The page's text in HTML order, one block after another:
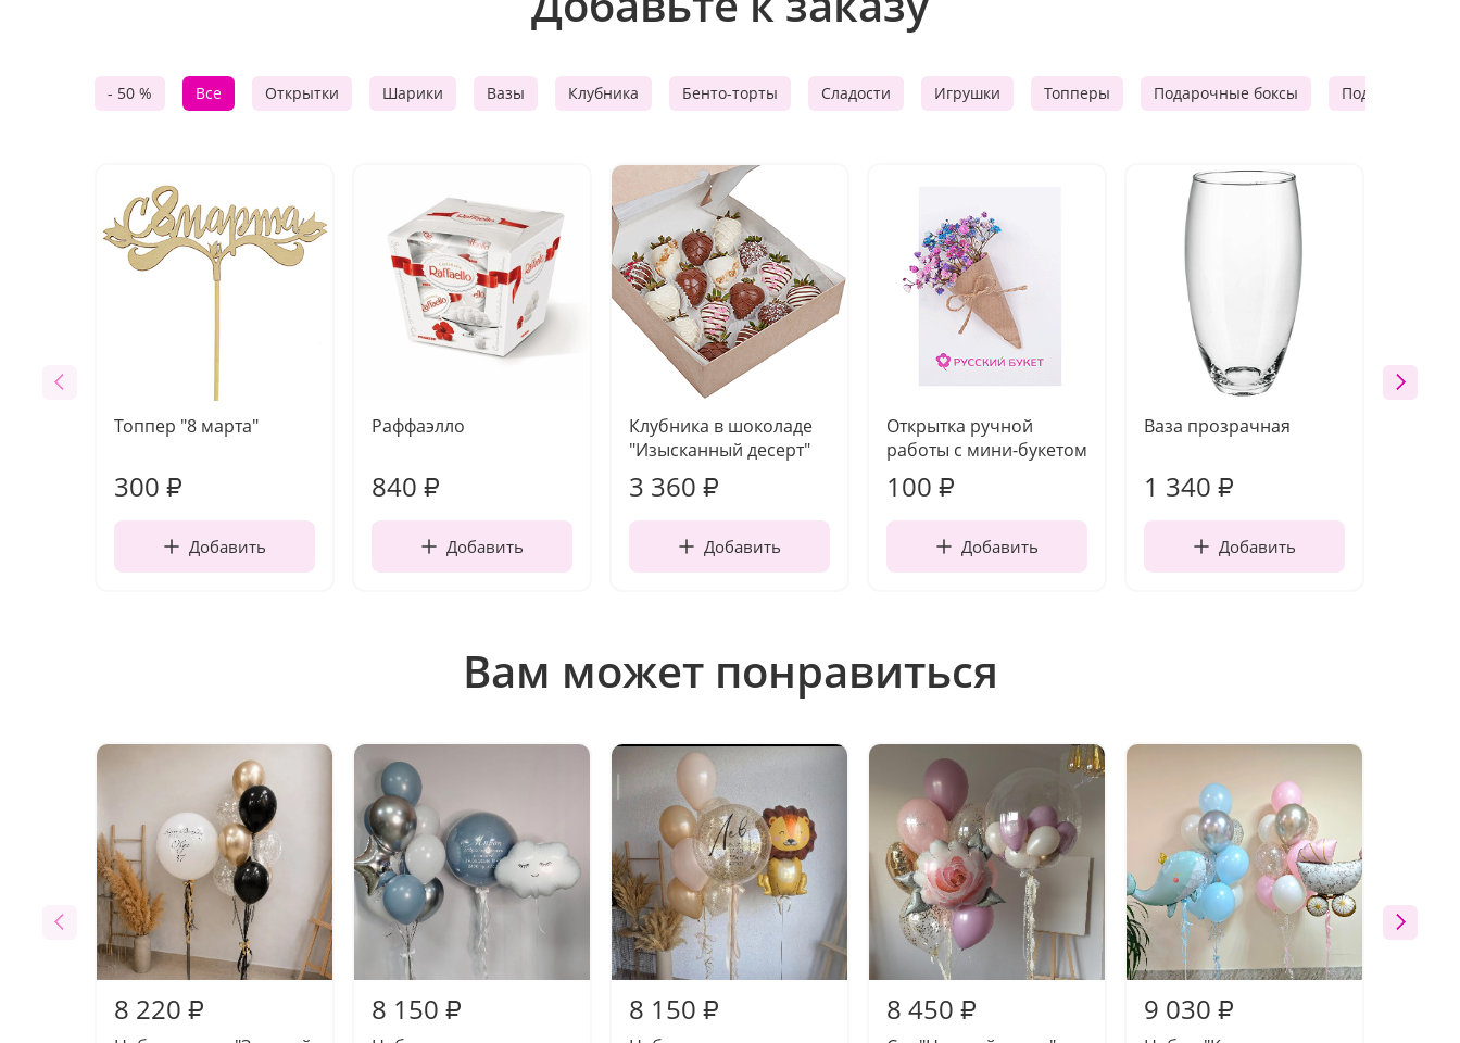
- 50 % Все Открытки Шарики Вазы Клубника Бенто-торты Сладости Игрушки Топперы Подарочные боксы Подарочные
Топпер "8 марта"
300 ₽
Добавить
Раффаэлло
840 ₽
Добавить
Клубника в шоколаде
"Изысканный десерт"
3 360 ₽
Добавить
Открытка ручной
работы с мини-букетом
100 ₽
Добавить
Ваза прозрачная
1 340 ₽
Добавить
Вам может понравиться
8 220 ₽ 8 150 ₽ 8 150 ₽ 8 450 ₽ 9 030 ₽